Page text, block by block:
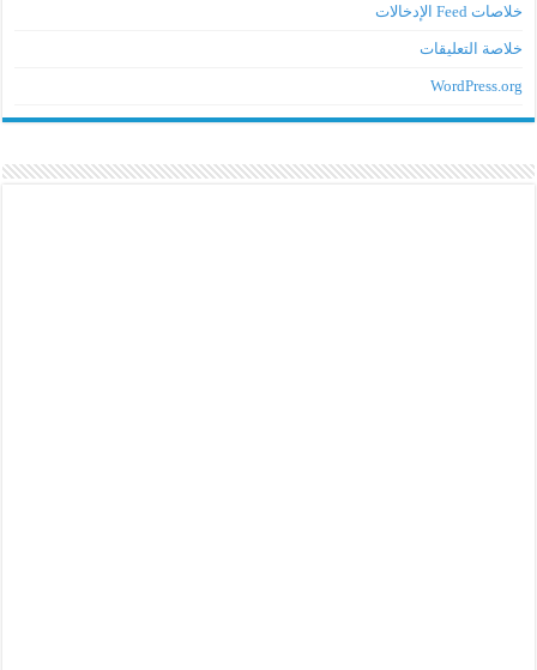
خلاصات Feed الإدخالات
خلاصة التعليقات
WordPress.org